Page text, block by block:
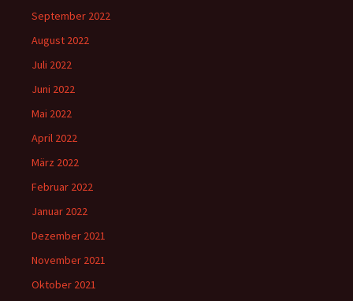
September 2022
August 2022
Juli 2022
Juni 2022
Mai 2022
April 2022
März 2022
Februar 2022
Januar 2022
Dezember 2021
November 2021
Oktober 2021